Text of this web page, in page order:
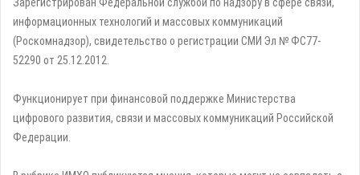
Зарегистрирован Федеральной службой по надзору в сфере связи,
информационных технологий и массовых коммуникаций
(Роскомнадзор), свидетельство о регистрации СМИ Эл № ФС77-
52290 от 25.12.2012.
Функционирует при финансовой поддержке Министерства
цифрового развития, связи и массовых коммуникаций Российской
Федерации.